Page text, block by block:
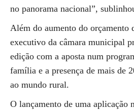
no panorama nacional”,
Além do aumento do orçamento
executivo da câmara municipal
edição com a aposta num
família e a presença de mais de
ao mundo rural.
O lançamento de uma aplicação